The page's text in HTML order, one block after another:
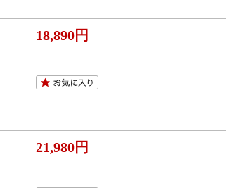
18,890円
21,980円